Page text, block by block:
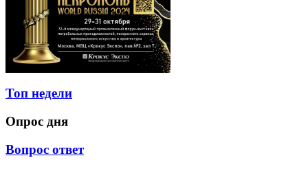
Топ недели
Опрос дня
Вопрос ответ